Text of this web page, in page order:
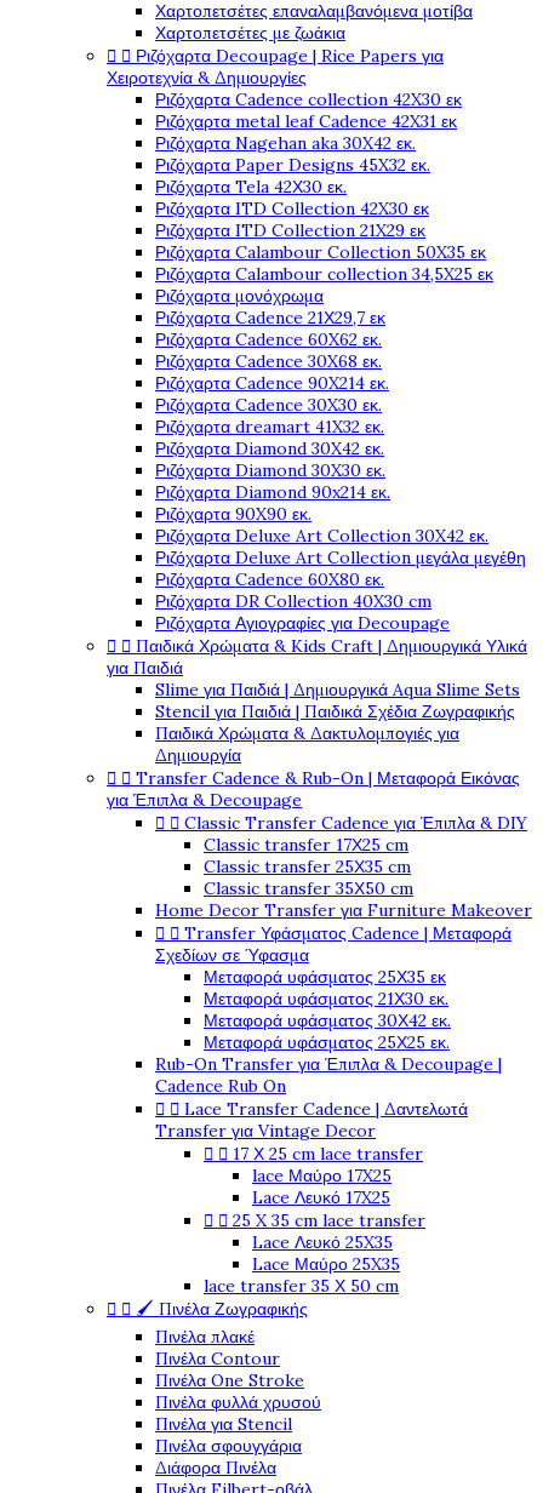
Χαρτοπετσέτες επαναλαμβανόμενα μοτίβα
Χαρτοπετσέτες με ζωάκια
  Ριζόχαρτα Decoupage | Rice Papers για
Χειροτεχνία & Δημιουργίες
Ριζόχαρτα Cadence collection 42X30 εκ
Ριζόχαρτα metal leaf Cadence 42X31 εκ
Ριζόχαρτα Nagehan aka 30X42 εκ.
Ριζόχαρτα Paper Designs 45X32 εκ.
Ριζόχαρτα Tela 42Χ30 εκ.
Ριζόχαρτα ITD Collection 42X30 εκ
Ριζόχαρτα ITD Collection 21X29 εκ
Ριζόχαρτα Calambour Collection 50X35 εκ
Ριζόχαρτα Calambour collection 34,5X25 εκ
Ριζόχαρτα μονόχρωμα
Ριζόχαρτα Cadence 21Χ29,7 εκ
Ριζόχαρτα Cadence 60X62 εκ.
Ριζόχαρτα Cadence 30X68 εκ.
Ριζόχαρτα Cadence 90X214 εκ.
Ριζόχαρτα Cadence 30X30 εκ.
Ριζόχαρτα dreamart 41X32 εκ.
Ριζόχαρτα Diamond 30X42 εκ.
Ριζόχαρτα Diamond 30X30 εκ.
Ριζόχαρτα Diamond 90x214 εκ.
Ριζόχαρτα 90X90 εκ.
Ριζόχαρτα Deluxe Art Collection 30X42 εκ.
Ριζόχαρτα Deluxe Art Collection μεγάλα μεγέθη
Ριζόχαρτα Cadence 60X80 εκ.
Ριζόχαρτα DR Collection 40X30 cm
Ριζόχαρτα Αγιογραφίες για Decoupage
  Παιδικά Χρώματα & Kids Craft | Δημιουργικά Υλικά
για Παιδιά
Slime για Παιδιά | Δημιουργικά Aqua Slime Sets
Stencil για Παιδιά | Παιδικά Σχέδια Ζωγραφικής
Παιδικά Χρώματα & Δακτυλομπογιές για
Δημιουργία
  Transfer Cadence & Rub-On | Μεταφορά Εικόνας
για Έπιπλα & Decoupage
  Classic Transfer Cadence για Έπιπλα & DIY
Classic transfer 17Χ25 cm
Classic transfer 25Χ35 cm
Classic transfer 35Χ50 cm
Home Decor Transfer για Furniture Makeover
  Transfer Υφάσματος Cadence | Μεταφορά
Σχεδίων σε Ύφασμα
Μεταφορά υφάσματος 25Χ35 εκ
Μεταφορά υφάσματος 21Χ30 εκ.
Μεταφορά υφάσματος 30Χ42 εκ.
Μεταφορά υφάσματος 25Χ25 εκ.
Rub-On Transfer για Έπιπλα & Decoupage |
Cadence Rub On
  Lace Transfer Cadence | Δαντελωτά
Transfer για Vintage Decor
  17 Χ 25 cm lace transfer
lace Μαύρο 17X25
Lace Λευκό 17X25
  25 X 35 cm lace transfer
Lace Λευκό 25X35
Lace Μαύρο 25X35
lace transfer 35 Χ 50 cm
  🖌️ Πινέλα Ζωγραφικής
Πινέλα πλακέ
Πινέλα Contour
Πινέλα One Stroke
Πινέλα φυλλά χρυσού
Πινέλα για Stencil
Πινέλα σφουγγάρια
Διάφορα Πινέλα